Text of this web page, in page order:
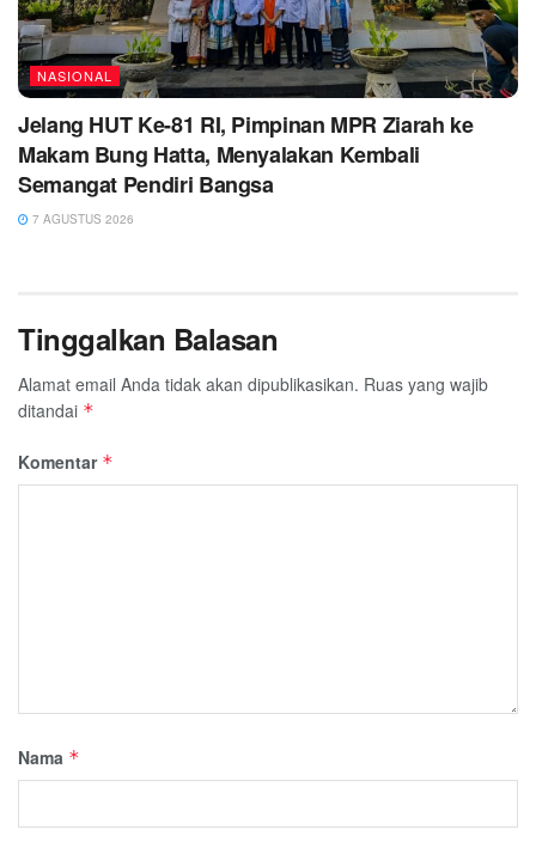
NASIONAL
Jelang HUT Ke-81 RI, Pimpinan MPR Ziarah ke
Makam Bung Hatta, Menyalakan Kembali
Semangat Pendiri Bangsa
7 AGUSTUS 2026
Tinggalkan Balasan
Alamat email Anda tidak akan dipublikasikan. Ruas yang wajib
ditandai *
Komentar *
Nama *